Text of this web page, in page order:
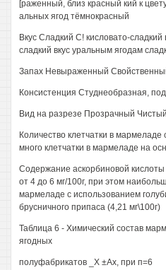
[раженный, близ красный кий к
альных ягод тёмнокрасный
Вкус Сладкий С! кисловато-сладкий
сладкий вкус уральным ягодам
Запах Невыраженный
Консистенция Студнеобразная,
Вид на разрезе Прозрачный
Количество клетчатки в
много клетчатки в мармеладе на
Содержание аскорбиновой кислоты
от 4 до 6 мг/100г, при этом
мармеладе с использованием
брусничного припаса (4,21 мг\100г)
Таблица 6 - Химический состав
ягодных
полуфабрикатов _X ±Ах, при п=6